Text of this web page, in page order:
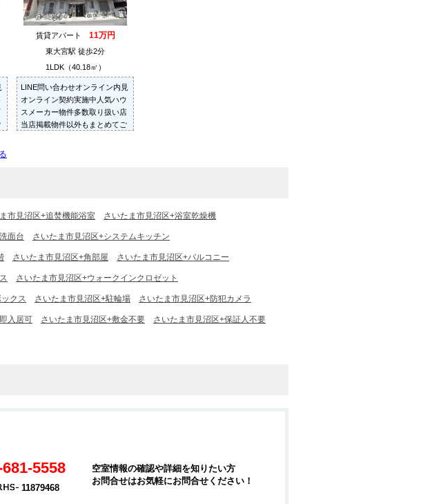
賃貸アパート 11万円
東大宮駅 徒歩2分
1LDK（40.18㎡）
LINE問い合わせオンライン内見
オンライン契約実施中人気ハウ
スメーカー物件多数取り扱い店
当店掲載物件以外もまとめてご
市見沼区+追焚機能浴室 さいたま市見沼区+浴室乾燥機
面台 さいたま市見沼区+システムキッチン
さいたま市見沼区+角部屋 さいたま市見沼区+バルコニー
さいたま市見沼区+ウォークインクロゼット
クス さいたま市見沼区+駐輪場 さいたま市見沼区+防犯カメラ
入居可 さいたま市見沼区+敷金不要 さいたま市見沼区+保証人不要
5558
11879468
空室情報の確認や詳細を知りたい方
お問合せはお気軽にお問合せください！